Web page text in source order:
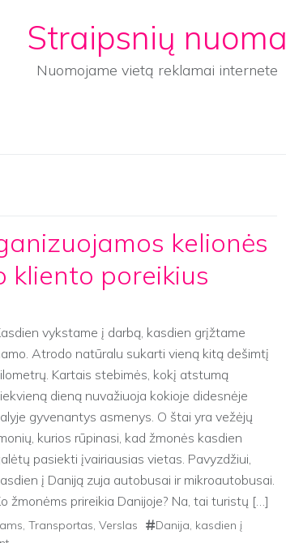
Straipsnių nuoma
Nuomojame vietą reklamai internete
kelionės
kliento poreikius
vykstame į darbą, kasdien grįžtame
Atrodo natūralu sukarti vieną kitą dešimtį
Kartais stebimės, kokį atstumą
dieną nuvažiuoja kokioje didesnėje
gyvenantys asmenys. O štai yra vežėjų
kurios rūpinasi, kad žmonės kasdien
pasiekti įvairiausias vietas. Pavyzdžiui,
į Daniją zuja autobusai ir mikroautobusai.
žmonėms prireikia Danijoje? Na, tai turistų […]
, Transportas, Verslas Danija, kasdien į